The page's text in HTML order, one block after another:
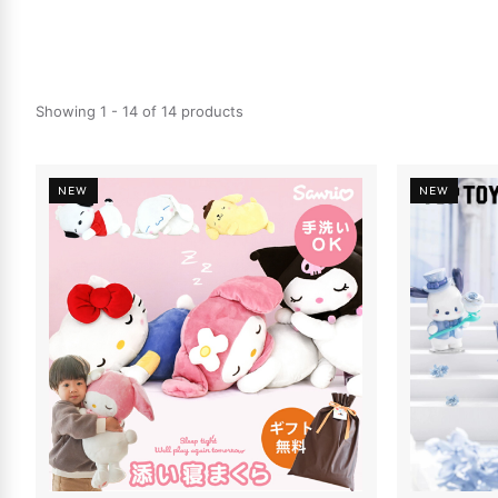
Showing 1 - 14 of 14 products
NEW NEW